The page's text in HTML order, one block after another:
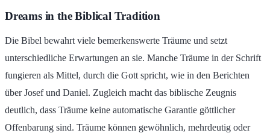
Dreams in the Biblical Tradition
Die Bibel bewahrt viele bemerkenswerte Träume und setzt
unterschiedliche Erwartungen an sie. Manche Träume in der Schrift
fungieren als Mittel, durch die Gott spricht, wie in den Berichten
über Josef und Daniel. Zugleich macht das biblische Zeugnis
deutlich, dass Träume keine automatische Garantie göttlicher
Offenbarung sind. Träume können gewöhnlich, mehrdeutig oder